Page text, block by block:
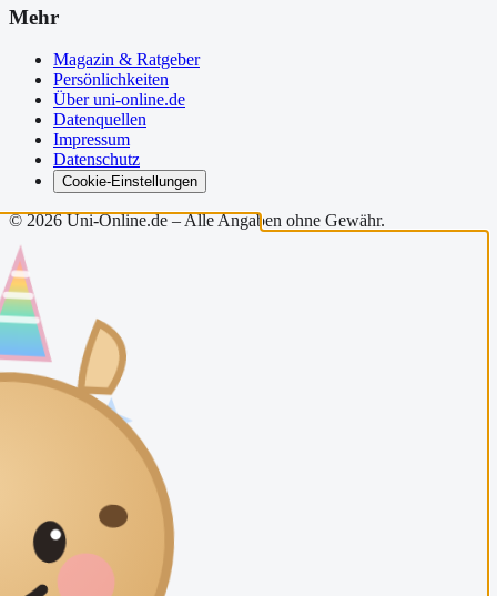
Mehr
Magazin & Ratgeber
Persönlichkeiten
Über uni-online.de
Datenquellen
Impressum
Datenschutz
Cookie-Einstellungen
©2026Uni-Online.de – Alle Angaben ohne Gewähr.